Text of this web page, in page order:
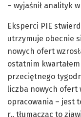
– wyjaśnił analityk
Eksperci PIE
utrzymuje obecnie
nowych ofert
ostatnim
przeciętnego
liczba nowych ofert
opracowania – jest
r., tłumacząc to